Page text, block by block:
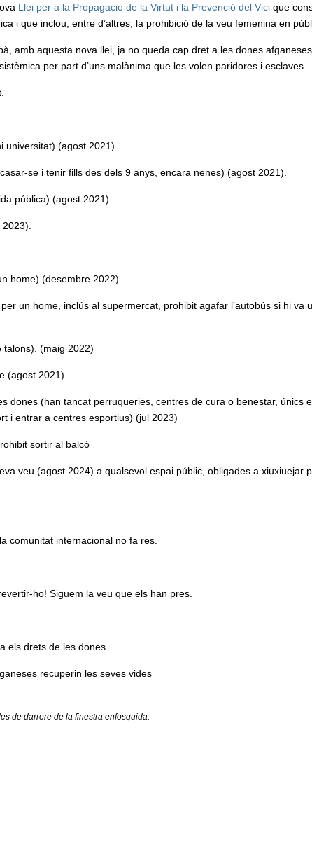
Llei per a la Propagació de la Virtut i la Prevenció del Vici que
i que inclou, entre d’altres, la prohibició de la veu femenina en
amb aquesta nova llei, ja no queda cap dret a les dones afganeses.
per part d’uns malànima que les volen paridores i esclaves.
universitat) (agost 2021).
se i tenir fills des dels 9 anys, encara nenes) (agost 2021).
pública) (agost 2021).
home) (desembre 2022).
un home, inclús al supermercat, prohibit agafar l’autobús si hi va
talons). (maig 2022)
(agost 2021)
dones (han tancat perruqueries, centres de cura o benestar, únics
i entrar a centres esportius) (jul 2023)
sortir al balcó
veu (agost 2024) a qualsevol espai públic, obligades a xiuxiuejar
comunitat internacional no fa res.
ho! Siguem la veu que els han pres.
els drets de les dones.
recuperin les seves vides
de darrere de la finestra enfosquida.